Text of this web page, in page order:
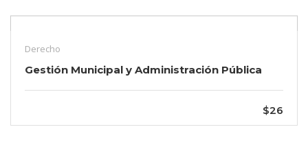
Derecho
Gestión Municipal y Administración Pública
$26